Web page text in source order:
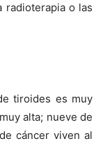
radioterapia o las
tiroides es muy
alta; nueve de
cáncer viven al